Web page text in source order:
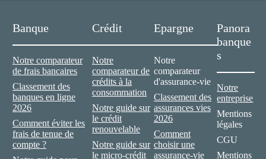
Banque
Notre comparateur
de frais bancaires
Classement des
banques en ligne
2026
Comment éviter les
frais de tenue de
compte ?
Crédit
Notre
comparateur de
crédits à la
consommation
Notre guide sur
le crédit
renouvelable
Notre guide sur
le micro-crédit
Epargne
Notre
comparateur
d'assurance-vie
Classement des
assurances vies
2026
Comment
choisir une
assurance-vie
Panora
banque
s
Notre
entreprise
Mentions
légales
CGU
Mentions